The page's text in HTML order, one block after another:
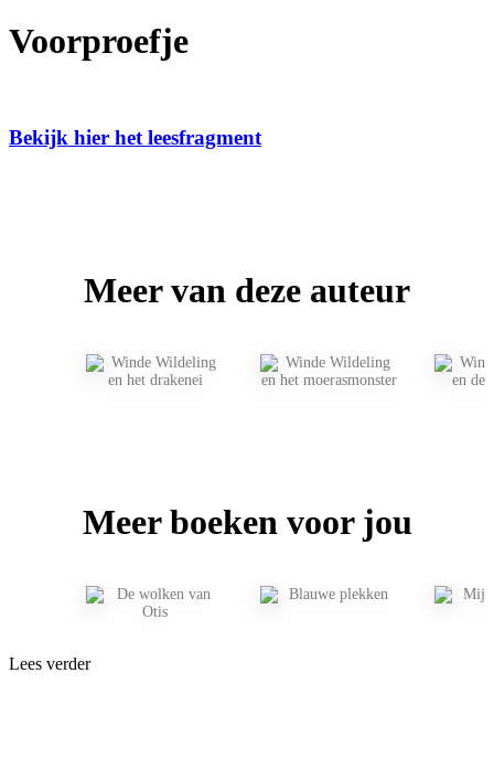
Voorproefje
Bekijk hier het leesfragment
Meer van deze auteur
Meer boeken voor jou
Lees verder